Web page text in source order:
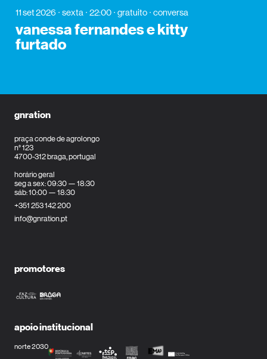
11 set 2026 sexta 22:00 gratuito conversa
vanessa fernandes e kitty
furtado
gnration
praça conde de agrolongo
n° 123
4700-312 braga, portugal
horário geral
seg a sex: 09:30 — 18:30
sáb: 10:00 — 18:30
+351 253 142 200
info@gnration.pt
promotores
apoio institucional
norte 2030